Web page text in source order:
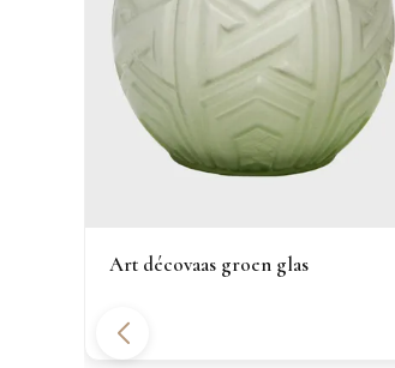
Art décovaas groen glas